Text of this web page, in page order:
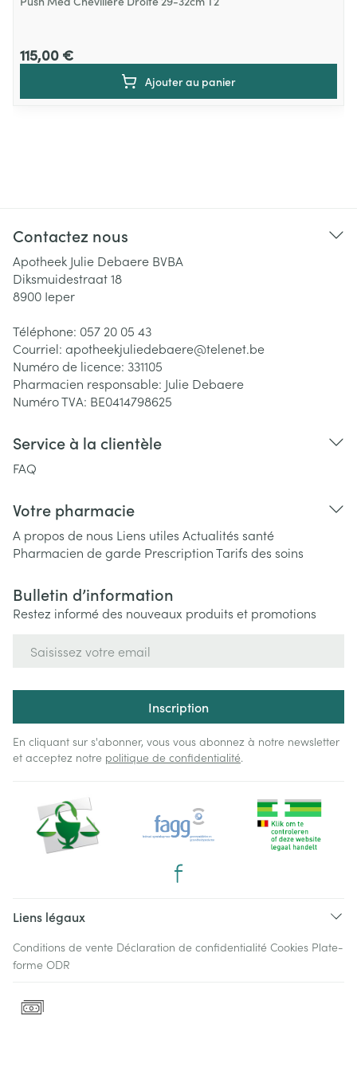
115,00 €
Ajouter au panier
Contactez nous
Apotheek Julie Debaere BVBA
Diksmuidestraat 18
8900 Ieper
Téléphone: 057 20 05 43
Courriel: apotheekjuliedebaere@telenet.be
Numéro de licence: 331105
Pharmacien responsable: Julie Debaere
Numéro TVA: BE0414798625
Service à la clientèle
FAQ
Votre pharmacie
A propos de nous Liens utiles Actualités santé
Pharmacien de garde PrescriptionTarifs des soins
Bulletin d’information
Restez informé des nouveaux produits et promotions
Inscription
En cliquant sur s'abonner, vous vous abonnez à notre newsletter
et acceptez notre politique de confidentialité.
Liens légaux
Conditions de vente Déclaration de confidentialité Cookies Plate-
forme ODR